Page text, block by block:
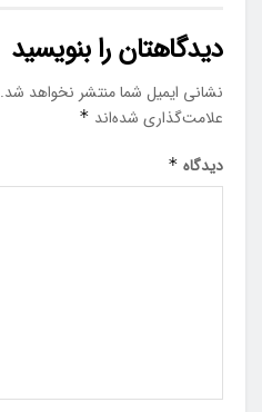
دیدگاهتان را بنویسید
نشانی ایمیل شما منتشر نخواهد شد.
علامت‌گذاری شده‌اند *
دیدگاه *